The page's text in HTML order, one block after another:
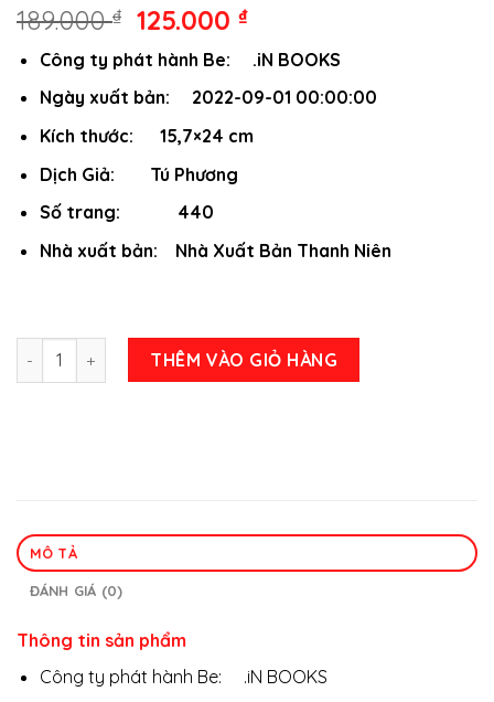
189.000₫
Giá
gốc
là:
189.000 ₫.
125.000₫Giá
hiện
tại
là:
125.000 ₫.
Công ty phát hành Be: .iN BOOKS
Ngày xuất bản: 2022-09-01 00:00:00
Kích thước: 15,7×24 cm
Dịch Giả: Tú Phương
Số trang: 440
Nhà xuất bản: Nhà Xuất Bản Thanh Niên
Hồ Sơ Tâm Lý Học Tâm Thần Hay Kẻ Điên số lượng
THÊM VÀO GIỎ HÀNG
MÔ TẢ
ĐÁNH GIÁ (0)
Thông tin sản phẩm
Công ty phát hành Be: .iN BOOKS